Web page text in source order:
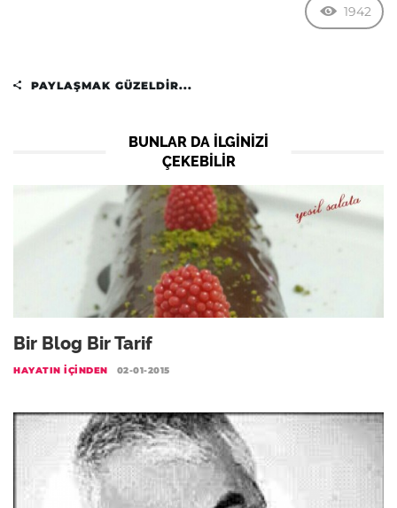
1942
PAYLAŞMAK GÜZELDIR...
BUNLAR DA ILGINIZI
ÇEKEBILIR
Bir Blog Bir Tarif
HAYATIN İÇINDEN 02-01-2015